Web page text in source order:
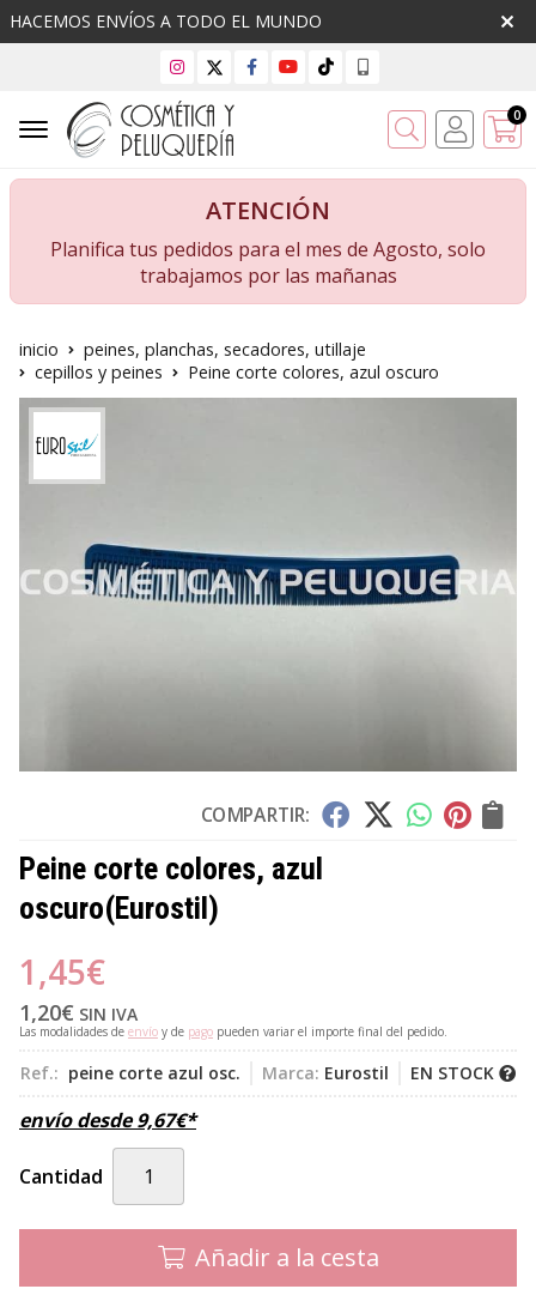
HACEMOS ENVÍOS A TODO EL MUNDO
Buscar 0
ATENCIÓN
Planifica tus pedidos para el mes de Agosto, solo
trabajamos por las mañanas
inicio
peines, planchas, secadores, utillaje
cepillos y peines
Peine corte colores, azul oscuro
COMPARTIR:
Peine corte colores, azul
oscuro(Eurostil)
1,45€
1,20€ SIN IVA
Las modalidades de envío y de pago pueden variar el importe final del pedido.
Ref.: peine corte azul osc. Marca: Eurostil EN STOCK
envío desde9,67€*
Cantidad
Añadir a la cesta